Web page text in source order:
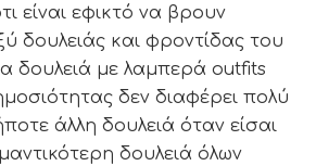
είναι εφικτό να βρουν
δουλειάς και φροντίδας του
δουλειά με λαμπερά outfits
δεν διαφέρει πολύ
άλλη δουλειά όταν είσαι
δουλειά όλων